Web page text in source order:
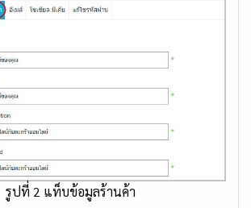
รูปที่ 2 แท็บข้อมูลร้านค้า